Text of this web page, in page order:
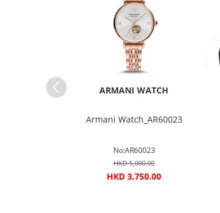
ARMANI WATCH
Armani Watch_AR60023
No:AR60023
HKD 5,000.00
HKD 3,750.00